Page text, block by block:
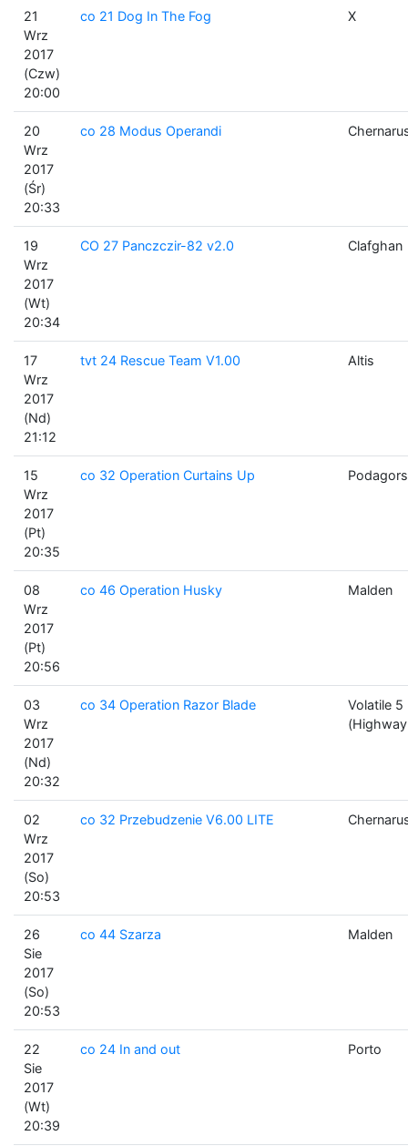
21
Wrz
2017
(Czw)
20:00
co 21 Dog In The Fog X
20
Wrz
2017
(Śr)
20:33
co 28 Modus Operandi
19
Wrz
2017
(Wt)
20:34
CO 27 Panczczir-82 v2.0 Clafghan
17
Wrz
2017
(Nd)
21:12
tvt 24 Rescue Team V1.00 Altis
15
Wrz
2017
(Pt)
20:35
co 32 Operation Curtains Up
08
Wrz
2017
(Pt)
20:56
co 46 Operation Husky Malden
03
Wrz
2017
(Nd)
20:32
co 34 Operation Razor Blade
Volatile 5
02
Wrz
2017
(So)
20:53
co 32 Przebudzenie V6.00 LITE
26
Sie
2017
(So)
20:53
co 44 Szarza Malden
22
Sie
2017
(Wt)
20:39
co 24 In and out Porto